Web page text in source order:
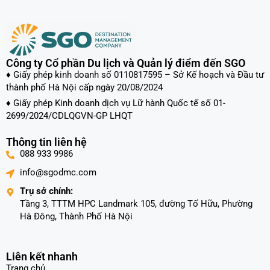
Kết thúc chương trình tour, hẹn gặp lại Quý khách trong
chuyến đi tiếp theo!
Công ty Cổ phần Du lịch và Quản lý điểm đến SGO
♦ Giấy phép kinh doanh số 0110817595 – Sở Kế hoạch và Đầu tư
thành phố Hà Nội cấp ngày 20/08/2024
♦ Giấy phép Kinh doanh dịch vụ Lữ hành Quốc tế số 01-
2699/2024/CDLQGVN-GP LHQT
Thông tin liên hệ
088 933 9986
info@sgodmc.com
Trụ sở chính:
Tầng 3, TTTM HPC Landmark 105, đường Tố Hữu, Phường
Hà Đông, Thành Phố Hà Nội
Liên kết nhanh